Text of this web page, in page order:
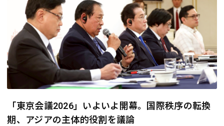
「東京会議2026」いよいよ開幕。国際秩序の転換
期、アジアの主体的役割を議論